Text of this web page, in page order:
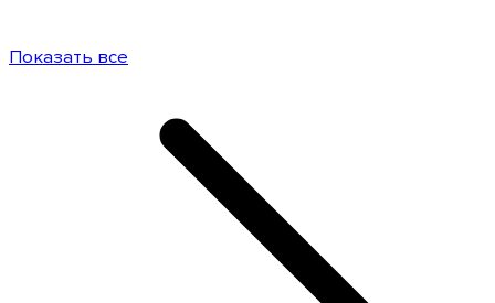
Показать все